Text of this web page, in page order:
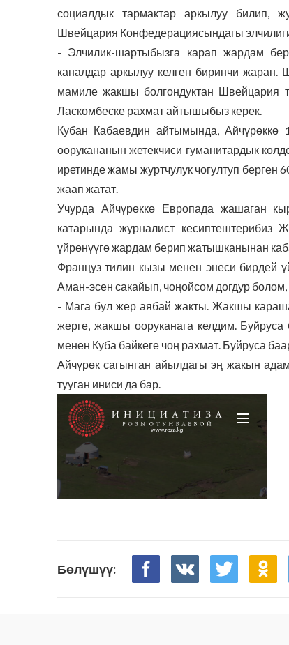
социалдык тармактар аркылуу билип,
Швейцария Конфедерациясындагы
- Элчилик-шартыбызга карап жардам
каналдар аркылуу келген биринчи
мамиле жакшы болгондуктан Швейцария
Ласкомбеске рахмат айтышыбыз керек.
Кубан Кабаевдин айтымында,
оорукананын жетекчиси гуманитардык
иретинде жамы журтчулук чогултуп
жаап жатат.
Учурда Айчүрөккө Европада жашаган
катарында журналист
үйрөнүүгө жардам берип жатышканынан
Француз тилин кызы менен энеси бирдей
Аман-эсен сакайып, чоңойсом догдур
- Мага бул жер аябай жакты. Жакшы
жерге, жакшы ооруканага келдим.
менен Куба байкеге чоң рахмат. Буйруса
Айчүрөк сагынган айылдагы эң жакын
тууган иниси да бар.
Бөлүшүү: